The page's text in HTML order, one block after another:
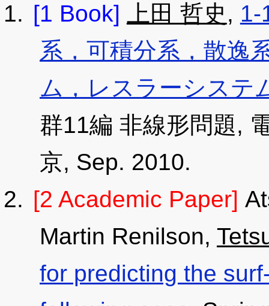
[1 Book] 上田 哲史 , 1-
系，可積分系，散逸
ム，レスラーシステ
群11編 非線形問題,
京, Sep. 2010.
[2 Academic Paper]
Martin Renilson,
for predicting the